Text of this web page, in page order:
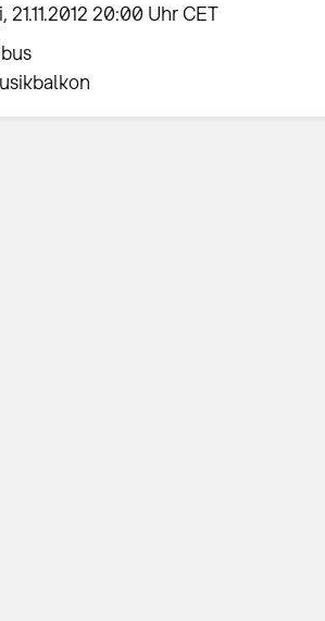
21.11.2012 20:00 Uhr CET